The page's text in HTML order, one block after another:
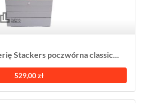
Stackers poczwórna classic...
529,00 zł